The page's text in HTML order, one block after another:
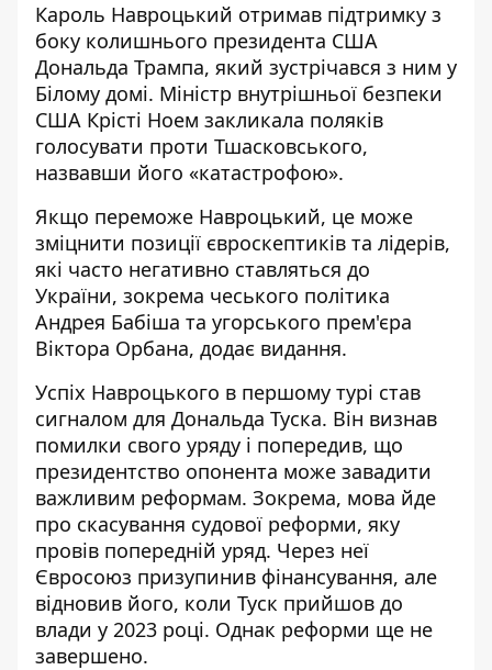
Кароль Навроцький отримав підтримку з
боку колишнього президента США
Дональда Трампа, який зустрічався з ним у
Білому домі. Міністр внутрішньої безпеки
США Крісті Ноем закликала поляків
голосувати проти Тшасковського,
назвавши його «катастрофою».
Якщо переможе Навроцький, це може
зміцнити позиції євроскептиків та лідерів,
які часто негативно ставляться до
України, зокрема чеського політика
Андрея Бабіша та угорського прем'єра
Віктора Орбана, додає видання.
Успіх Навроцького в першому турі став
сигналом для Дональда Туска. Він визнав
помилки свого уряду і попередив, що
президентство опонента може завадити
важливим реформам. Зокрема, мова йде
про скасування судової реформи, яку
провів попередній уряд. Через неї
Євросоюз призупинив фінансування, але
відновив його, коли Туск прийшов до
влади у 2023 році. Однак реформи ще не
завершено.